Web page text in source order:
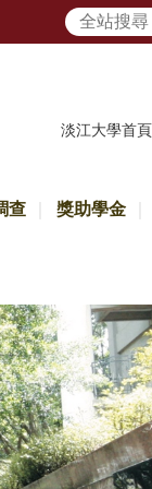
淡江大學首頁
查 獎助學金